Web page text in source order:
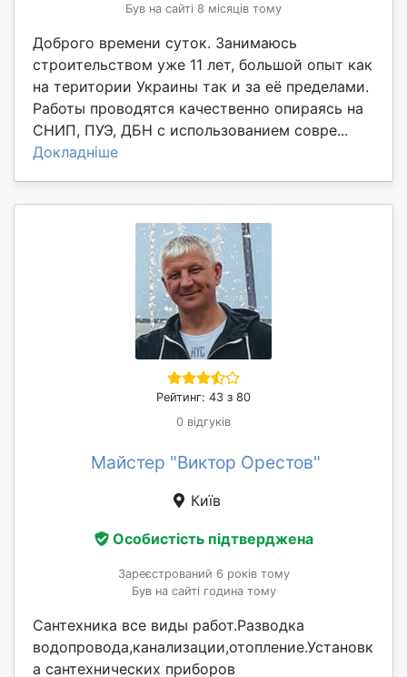
Був на сайті 8 місяців тому
Доброго времени суток. Занимаюсь
строительством уже 11 лет, большой опыт как
на територии Украины так и за её пределами.
Работы проводятся качественно опираясь на
СНИП, ПУЭ, ДБН с использованием совре...
Докладніше
Рейтинг: 43 з 80
0 відгуків
Майстер "Виктор Орестов"
Київ
Особистість підтверджена
Зареєстрований 6 років тому
Був на сайті година тому
Сантехника все виды работ.Разводка
водопровода,канализации,отопление.Установк
а сантехнических приборов